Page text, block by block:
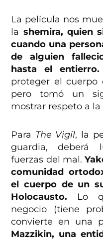
La película nos
la shemira, quien
cuando una
de alguien
hasta el entierro.
proteger el cuerpo
pero tomó un
mostrar respeto a
Para The Vigil, la
guardia, deberá
fuerzas del mal.
comunidad
el cuerpo de un
Holocausto. Lo
negocio (tiene
convierte en una
Mazzikin, una